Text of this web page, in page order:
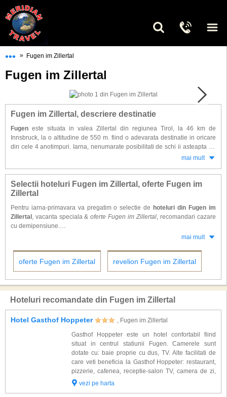
••• » Fugen im Zillertal
Fugen im Zillertal
Fugen im Zillertal, descriere destinatie
Fugen este situata in valea Zillertal din regiunea Tirol, la 46 km de
Innsbruck, la o altitudine de 550 m. fiind o adevarata destinatie in oricare
din cele 4 anotimpuri. Iarna, nenumarate posibilitati de schi ii asteapta pe
schiorii avansati sau incepatori: zona de ski intre 558- 2300 m, 11 ski lifturi,
de schi, in Fugen im Zillertal se pot practica:snowboarding-ul, saniusul,
plimbare cu sania trasa de cai sau relaxarea in piscine si saune interioare.
pe potecile amenajate si marcate din muntii inconjuratori statiunii,
mountain biking, tenis, minigolf, echitatie, sau inotul si relaxarea in
piscinele exterioare din cadrul hotelurilor.
specific austriac. Posibilitati de cazare sun variate: hoteluri, pensiuni, vile,
mai mult
Selectii hoteluri Fugen im Zillertal, oferte Fugen im
Zillertal
Pentru iarna-primavara va pregatim o selectie de hoteluri din Fugen im
Zillertal , vacanta speciala & oferte Fugen im Zillertal, recomandari cazare
cu demipensiune.
Optand pentru rezervarea vacantei dorite din timp veti beneficia de oferte
primavara in cele mai reprezentative unitati de cazare din Fugen im
Zillertal pentru a descoperii magia ospitalitatii austriece.
mai mult
oferte Fugen im Zillertal revelion Fugen im Zillertal
Hoteluri recomandate din Fugen im Zillertal
Hotel Gasthof Hoppeter
, Fugen im Zillertal
Gasthof Hoppeter este un hotel confortabil fiind
situat in centrul statiunii Fugen. Camerele sunt
dotate cu: baie proprie cu dus, TV. Alte facilitati de
care veti beneficia la Gasthof Hoppeter: restaurant,
pizzerie, cafenea, receptie-salon TV, camera de zi,
terasa cu posibilitati de plaja vara, parcare, ski bus
vezi pe harta